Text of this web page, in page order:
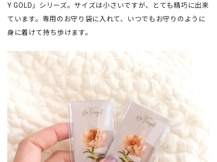
Y GOLD」シリーズ。サイズは小さいですが、とても精巧に出来
ています。専用のお守り袋に入れて、いつでもお守りのように
身に着けて持ち歩けます。